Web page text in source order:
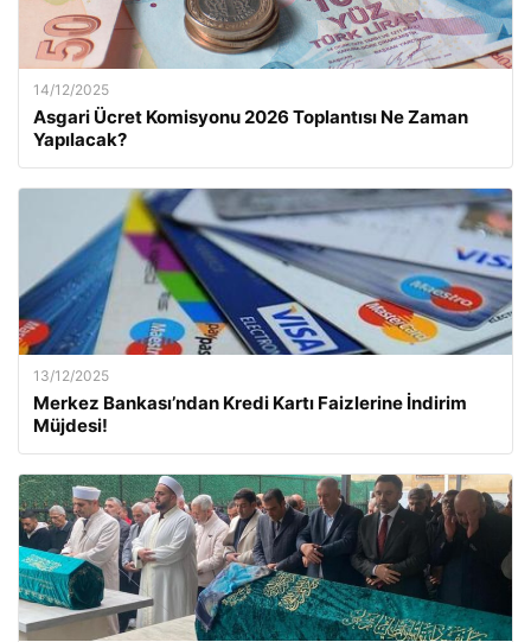
14/12/2025
Asgari Ücret Komisyonu 2026 Toplantısı Ne Zaman
Yapılacak?
13/12/2025
Merkez Bankası’ndan Kredi Kartı Faizlerine İndirim
Müjdesi!